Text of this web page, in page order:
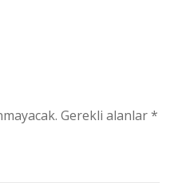
Gerekli alanlar*